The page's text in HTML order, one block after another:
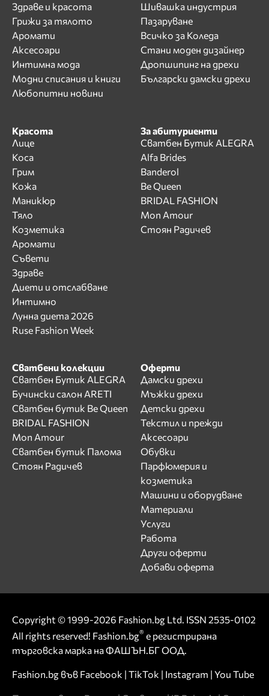
Здраве и красота
Грижи за тялото
Аромати
Аксесоари
Интимна мода
Модни списания и книги
Любопитни новини
Шивашка индустрия
Пазаруване
Всичко за Коледа
Стани моден дизайнер
Дропшипинг на дрехи
Български дамски дрехи
Красота
Лице
Коса
Грим
Кожа
Маникюр
Тяло
Козметика
Аромати
Съвети
Здраве
Диети и отслабване
Интимно
Лунна диета 2026
Ruse Fashion Week
За абитуриенти
Сватбен Бутик ALEGRA
Alfa Brides
Banderol
Be Queen
BRIDAL FASHION
Mon Amour
Стоян Радичев
Сватбени колекции
Сватбен Бутик ALEGRA
Бучински салон ARETI
Сватбен бутик Be Queen
BRIDAL FASHION
Mon Amour
Сватбен бутик Палома
Стоян Радичев
Оферти
Дамски дрехи
Мъжки дрехи
Детски дрехи
Текстил и прежди
Аксесоари
Обувки
Парфюмерия и
козметика
Машини и оборудване
Материали
Услуги
Работа
Други оферти
Добави оферта
Copyright © 1999-2026 Fashion.bg Ltd. ISSN 2535-0102
All rights reserved! Fashion.bg® е регистрирана
търговска марка на ФАШЪН.БГ ООД.
Fashion.bg във Facebook | TikTok | Instagram | You Tube